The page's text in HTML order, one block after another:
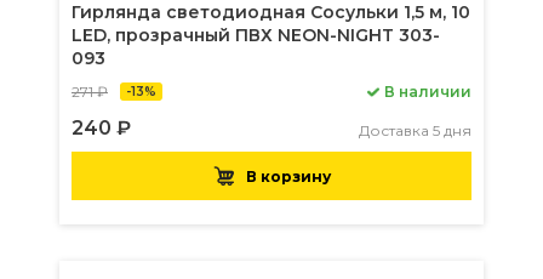
Гирлянда светодиодная Сосульки 1,5 м, 10
LED, прозрачный ПВХ NEON-NIGHT 303-
093
271 ₽ -13%
240 ₽
В наличии
Доставка 5 дня
В корзину